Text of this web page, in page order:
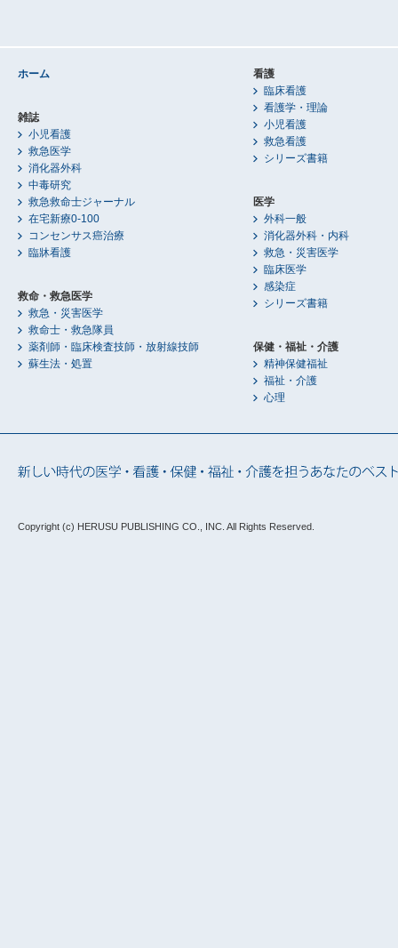
ホーム
雑誌
小児看護
救急医学
消化器外科
中毒研究
救急救命士ジャーナル
在宅新療0-100
コンセンサス癌治療
臨牀看護
救命・救急医学
救急・災害医学
救命士・救急隊員
薬剤師・臨床検査技師・放射線技師
蘇生法・処置
看護
臨床看護
看護学・理論
小児看護
救急看護
シリーズ書籍
医学
外科一般
消化器外科・内科
救急・災害医学
臨床医学
感染症
シリーズ書籍
保健・福祉・介護
精神保健福祉
福祉・介護
心理
Copyright (c) HERUSU PUBLISHING CO., INC. All Rights Reserved.